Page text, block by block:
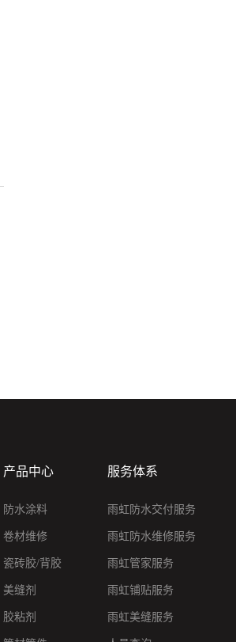
产品中心
防水涂料
卷材维修
瓷砖胶/背胶
美缝剂
胶粘剂
服务体系
雨虹防水交付服务
雨虹防水维修服务
雨虹管家服务
雨虹铺贴服务
雨虹美缝服务